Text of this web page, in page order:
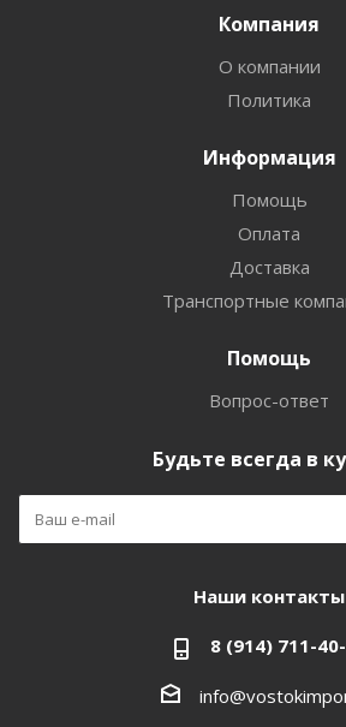
Компания
О компании
Политика
Информация
Помощь
Оплата
Доставка
Транспортные
Помощь
Вопрос-ответ
Будьте всегда в
Наши контакты
8 (914) 711-